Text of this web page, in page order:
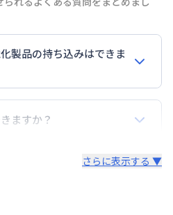
日より14日以内
製品の持ち込みはできま
。
屋に備え付けの家具・家電
では責任を負いかねます。
いた家具や家電はご退去時に
ますか？
さらに表示する ▼